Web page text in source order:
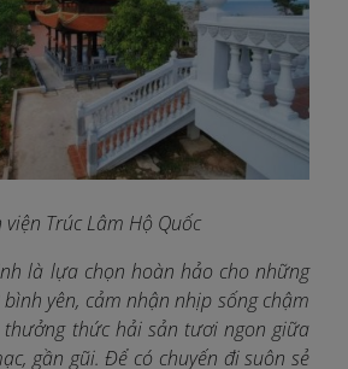
viện Trúc Lâm Hộ Quốc
là lựa chọn hoàn hảo cho những
yên, cảm nhận nhịp sống chậm
thức hải sản tươi ngon giữa
gần gũi. Để có chuyến đi suôn sẻ